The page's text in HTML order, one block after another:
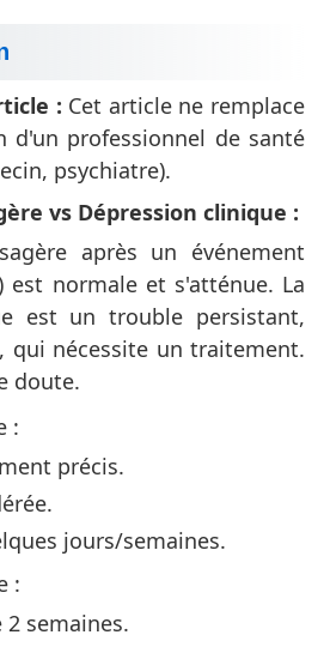
: Cet article ne remplace
d'un professionnel de santé
psychiatre).
vs Dépression clinique :
après un événement
est normale et s'atténue. La
est un trouble persistant,
qui nécessite un traitement.
doute.
:
précis.
jours/semaines.
:
semaines.